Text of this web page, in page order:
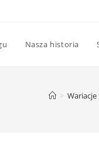
Nasza historia
>